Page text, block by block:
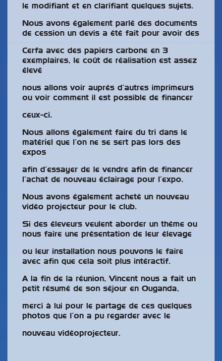
le modifiant et en clarifiant quelques sujets.
Nous avons également parlé des documents
de cession un devis a été fait pour avoir des
Cerfa avec des papiers carbone en 3
exemplaires, le coût de réalisation est assez
élevé
nous allons voir auprès d’autres imprimeurs
ou voir comment il est possible de financer
ceux-ci.
Nous allons également faire du tri dans le
matériel que l’on ne se sert pas lors des
expos
afin d’essayer de le vendre afin de financer
l’achat de nouveau éclairage pour l’expo.
Nous avons également acheté un nouveau
vidéo projecteur pour le club.
Si des éleveurs veulent aborder un thème ou
nous faire une présentation de leur élevage
ou leur installation nous pouvons le faire
avec afin que cela soit plus intéractif.
A la fin de la réunion, Vincent nous a fait un
petit résumé de son séjour en Ouganda,
merci à lui pour le partage de ces quelques
photos que l’on a pu regarder avec le
nouveau vidéoprojecteur.